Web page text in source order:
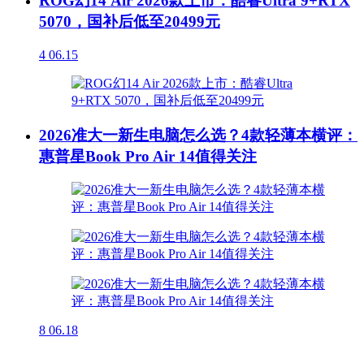
5070，国补后低至20499元
4 06.15
2026准大一新生电脑怎么选？4款轻薄本横评：
惠普星Book Pro Air 14值得关注
8 06.18